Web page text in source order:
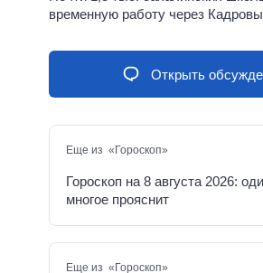
временную работу через
Открыть
Еще из «Гороскоп»
Гороскоп на 8 августа 2026:
многое прояснит
Еще из «Гороскоп»